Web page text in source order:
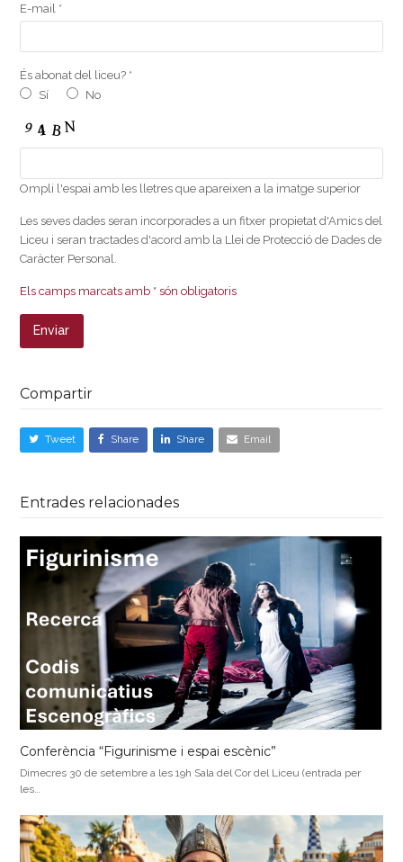
E-mail *
És abonat del liceu? *
Sí
No
Ompli l'espai amb les lletres que apareixen a la imatge superior
Les seves dades seran incorporades a un fitxer propietat d'Amics del
Liceu i seran tractades d'acord amb la Llei de Protecció de Dades de
Caràcter Personal.
Els camps marcats amb * són obligatoris
Compartir
Tweet Share Share Email
Entrades relacionades
Conferència “Figurinisme i espai escènic”
Dimecres 30 de setembre a les 19h Sala del Cor del Liceu (entrada per
les…